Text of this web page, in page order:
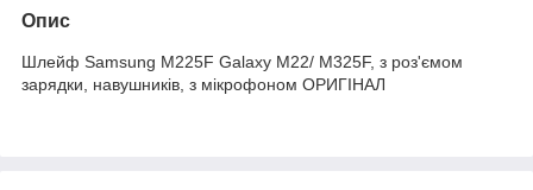
Опис
Шлейф Samsung M225F Galaxy M22/ M325F, з роз'ємом
зарядки, навушників, з мікрофоном ОРИГІНАЛ